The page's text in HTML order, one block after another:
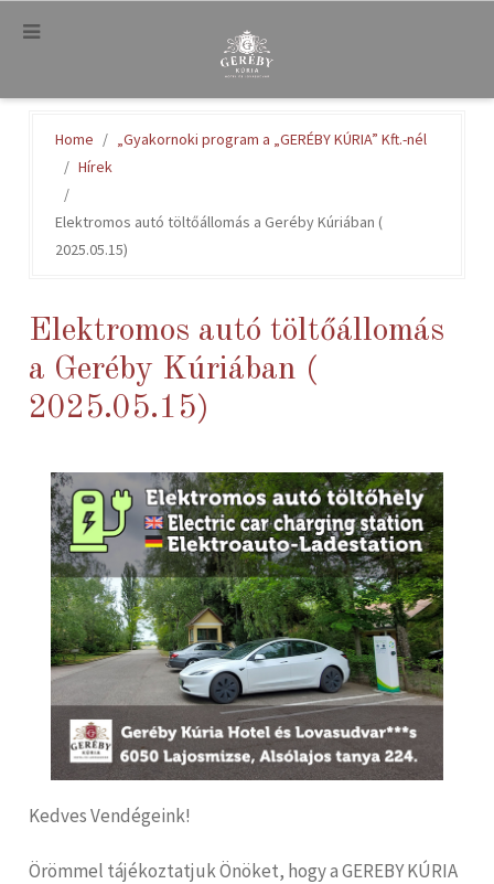
.
Home
„Gyakornoki program a „GERÉBY KÚRIA” Kft.-nél
Hírek
Elektromos autó töltőállomás a Geréby Kúriában (
2025.05.15)
Elektromos autó töltőállomás
a Geréby Kúriában (
2025.05.15)
Kedves Vendégeink!
Örömmel tájékoztatjuk Önöket, hogy a GEREBY KÚRIA